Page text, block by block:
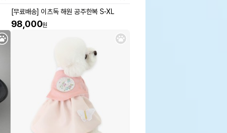
[무료배송] 이츠독 해원 공주한복 S-XL
98,000원